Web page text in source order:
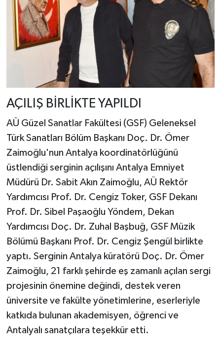
AÇILIŞ BİRLİKTE YAPILDI
AÜ Güzel Sanatlar Fakültesi (GSF) Geleneksel
Türk Sanatları Bölüm Başkanı Doç. Dr. Ömer
Zaimoğlu'nun Antalya koordinatörlüğünü
üstlendiği serginin açılışını Antalya Emniyet
Müdürü Dr. Sabit Akın Zaimoğlu, AÜ Rektör
Yardımcısı Prof. Dr. Cengiz Toker, GSF Dekanı
Prof. Dr. Sibel Paşaoğlu Yöndem, Dekan
Yardımcısı Doç. Dr. Zuhal Başbuğ, GSF Müzik
Bölümü Başkanı Prof. Dr. Cengiz Şengül birlikte
yaptı. Serginin Antalya küratörü Doç. Dr. Ömer
Zaimoğlu, 21 farklı şehirde eş zamanlı açılan sergi
projesinin önemine değindi, destek veren
üniversite ve fakülte yönetimlerine, eserleriyle
katkıda bulunan akademisyen, öğrenci ve
Antalyalı sanatçılara teşekkür etti.